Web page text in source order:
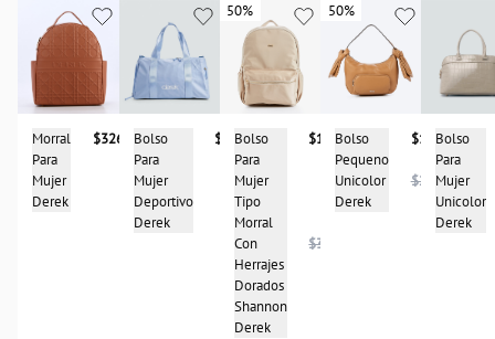
Morral
Para
Mujer
Derek
$326.950Bolso
Para
Mujer
Deportivo
Derek
$187.950
50%
50%
Bolso
Para
Mujer
Tipo
Morral
Con
Herrajes
Dorados
Shannon
Derek
$183.950
$367.950
50%
50%
Bolso
Pequeno
Unicolor
Derek
$141.950
$283.950
Bolso
Para
Mujer
Unicolor
Derek